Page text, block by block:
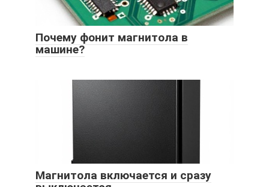
Почему фонит магнитола в
машине?
Магнитола включается и сразу